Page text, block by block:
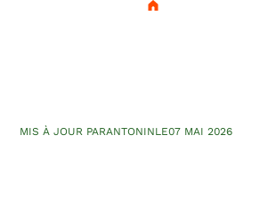
MIS À JOUR PARANTONINLE07 MAI 2026